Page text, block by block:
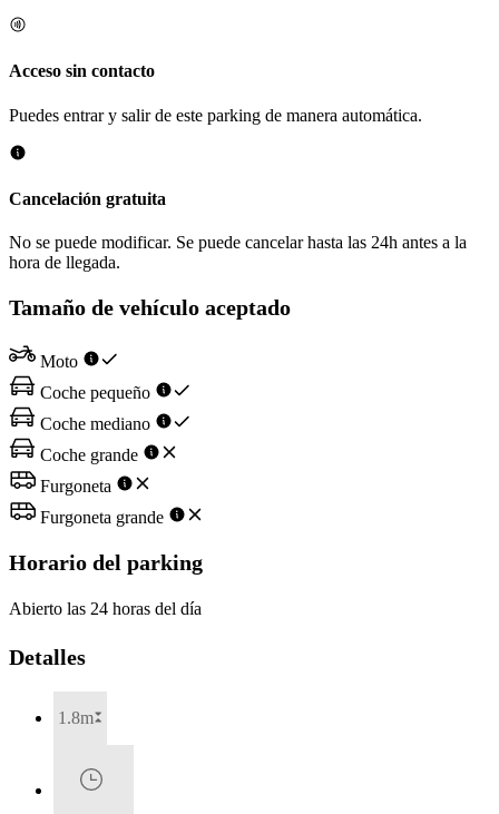
Acceso sin contacto
Puedes entrar y salir de este parking de manera automática.
Cancelación gratuita
No se puede modificar. Se puede cancelar hasta las 24h antes a la
hora de llegada.
Tamaño de vehículo aceptado
Moto
Coche pequeño
Coche mediano
Coche grande
Furgoneta
Furgoneta grande
Horario del parking
Abierto las 24 horas del día
Detalles
1.8m